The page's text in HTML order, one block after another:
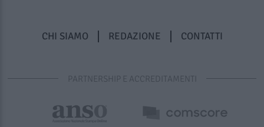
CHI SIAMO REDAZIONE CONTATTI
PARTNERSHIP E ACCREDITAMENTI